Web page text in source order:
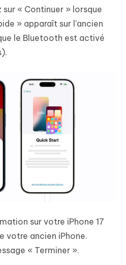
sur « Continuer » lorsque
» apparaît sur l'ancien
le Bluetooth est activé
sur votre iPhone 17
votre ancien iPhone.
« Terminer ».